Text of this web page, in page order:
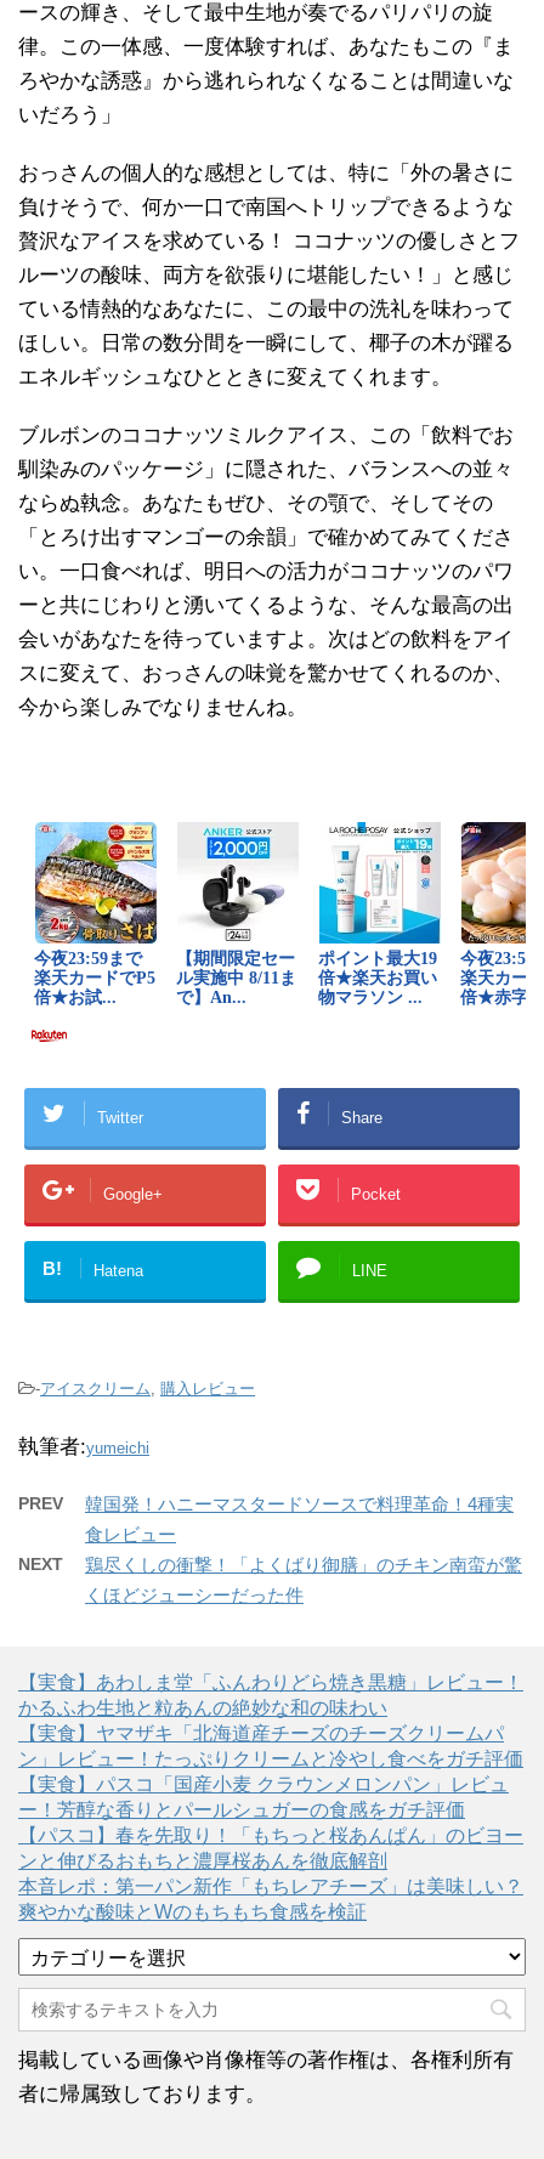
ースの輝き、そして最中生地が奏でるパリパリの旋
律。この一体感、一度体験すれば、あなたもこの『ま
ろやかな誘惑』から逃れられなくなることは間違いな
いだろう」
おっさんの個人的な感想としては、特に「外の暑さに
負けそうで、何か一口で南国へトリップできるような
贅沢なアイスを求めている！ ココナッツの優しさとフ
ルーツの酸味、両方を欲張りに堪能したい！」と感じ
ている情熱的なあなたに、この最中の洗礼を味わって
ほしい。日常の数分間を一瞬にして、椰子の木が躍る
エネルギッシュなひとときに変えてくれます。
ブルボンのココナッツミルクアイス、この「飲料でお
馴染みのパッケージ」に隠された、バランスへの並々
ならぬ執念。あなたもぜひ、その顎で、そしてその
「とろけ出すマンゴーの余韻」で確かめてみてくださ
い。一口食べれば、明日への活力がココナッツのパワ
ーと共にじわりと湧いてくるような、そんな最高の出
会いがあなたを待っていますよ。次はどの飲料をアイ
スに変えて、おっさんの味覚を驚かせてくれるのか、
今から楽しみでなりませんね。
Twitter Share
Google+ Pocket
B! Hatena LINE
-アイスクリーム, 購入レビュー
執筆者:yumeichi
PREV
韓国発！ハニーマスタードソースで料理革命！4種実
食レビュー
NEXT
鶏尽くしの衝撃！「よくばり御膳」のチキン南蛮が驚
くほどジューシーだった件
【実食】あわしま堂「ふんわりどら焼き黒糖」レビュー！
かるふわ生地と粒あんの絶妙な和の味わい
【実食】ヤマザキ「北海道産チーズのチーズクリームパ
ン」レビュー！たっぷりクリームと冷やし食べをガチ評価
【実食】パスコ「国産小麦 クラウンメロンパン」レビュ
ー！芳醇な香りとパールシュガーの食感をガチ評価
【パスコ】春を先取り！「もちっと桜あんぱん」のビヨー
ンと伸びるおもちと濃厚桜あんを徹底解剖
本音レポ：第一パン新作「もちレアチーズ」は美味しい？
爽やかな酸味とWのもちもち食感を検証
テ
ゴ
リ
ー
掲載している画像や肖像権等の著作権は、各権利所有
者に帰属致しております。